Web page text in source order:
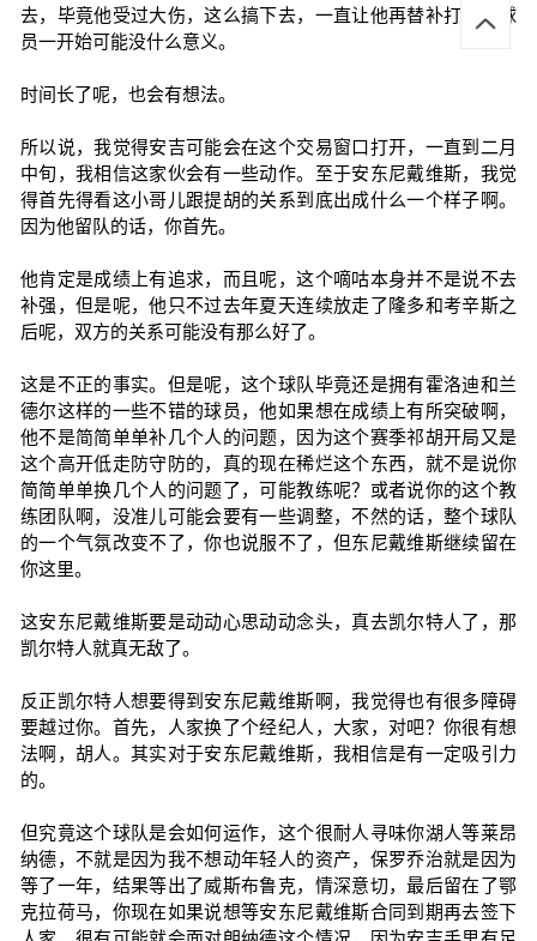
去，毕竟他受过大伤，这么搞下去，一直让他再替补打，你球
员一开始可能没什么意义。
时间长了呢，也会有想法。
所以说，我觉得安吉可能会在这个交易窗口打开，一直到二月
中旬，我相信这家伙会有一些动作。至于安东尼戴维斯，我觉
得首先得看这小哥儿跟提胡的关系到底出成什么一个样子啊。
因为他留队的话，你首先。
他肯定是成绩上有追求，而且呢，这个嘀咕本身并不是说不去
补强，但是呢，他只不过去年夏天连续放走了隆多和考辛斯之
后呢，双方的关系可能没有那么好了。
这是不正的事实。但是呢，这个球队毕竟还是拥有霍洛迪和兰
德尔这样的一些不错的球员，他如果想在成绩上有所突破啊，
他不是简简单单补几个人的问题，因为这个赛季祁胡开局又是
这个高开低走防守防的，真的现在稀烂这个东西，就不是说你
简简单单换几个人的问题了，可能教练呢？或者说你的这个教
练团队啊，没准儿可能会要有一些调整，不然的话，整个球队
的一个气氛改变不了，你也说服不了，但东尼戴维斯继续留在
你这里。
这安东尼戴维斯要是动动心思动动念头，真去凯尔特人了，那
凯尔特人就真无敌了。
反正凯尔特人想要得到安东尼戴维斯啊，我觉得也有很多障碍
要越过你。首先，人家换了个经纪人，大家，对吧？你很有想
法啊，胡人。其实对于安东尼戴维斯，我相信是有一定吸引力
的。
但究竟这个球队是会如何运作，这个很耐人寻味你湖人等莱昂
纳德，不就是因为我不想动年轻人的资产，保罗乔治就是因为
等了一年，结果等出了威斯布鲁克，情深意切，最后留在了鄂
克拉荷马，你现在如果说想等安东尼戴维斯合同到期再去签下